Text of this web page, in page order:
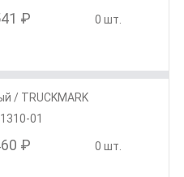
₽ 0 шт.
/ TRUCKMARK
01
₽ 0 шт.